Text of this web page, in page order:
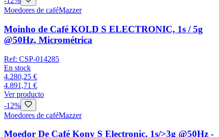
Moedores de caféMazzer
Moinho de Café KOLD S ELECTRONIC, 1s / 5g
@50Hz, Micrométrica
Ref: CSP-014285
En stock
4.280,25 €
4.891,71 €
Ver producto
-12%
Moedores de caféMazzer
Moedor De Café Kony S Electronic, 1s/>3g @50Hz -